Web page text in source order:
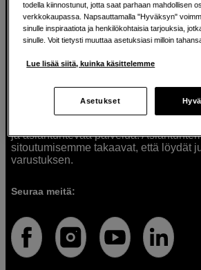
Olemme Scandinavian Photolla jo yli
auttaneet luovia ihmisiä toteuttamaan
Tarjoamme inspiraatiota,
muun muassa valokuvauksen, äänen,
musiikin ja taiteen harrastajia. Oikeilla
muuttuvat todellisuudeksi. Autamme
ja asiantuntevaa palvelua.
sitoutumisemme takaavat, että löydät
varustuksen.
Seuraa meitä:
todella kiinnostunut, jotta saat parhaan mahdollisen
verkkokaupassa. Napsauttamalla "Hyväksyn"
sinulle inspiraatiota ja henkilökohtaisia tarjouksia,
sinulle. Voit tietysti muuttaa asetuksiasi milloin
Lue lisää siitä, kuinka käsittelemme
Asetukset